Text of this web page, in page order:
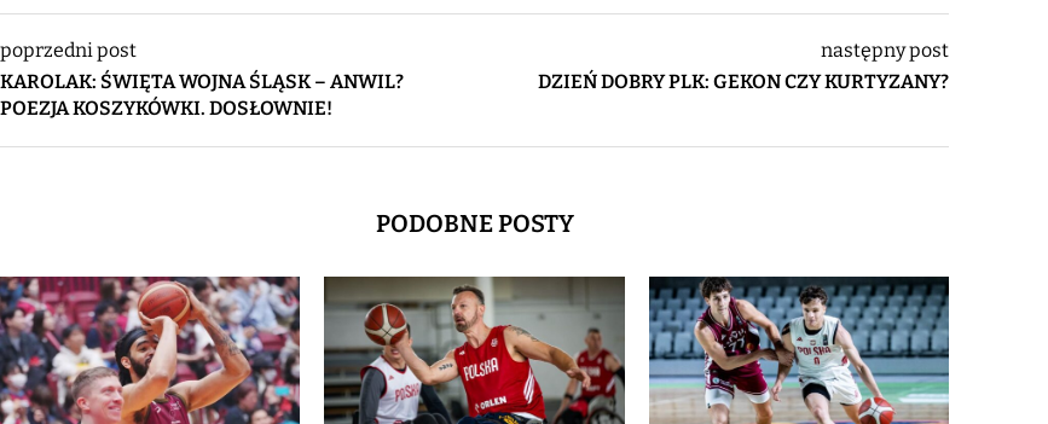
poprzedni post
KAROLAK: ŚWIĘTA WOJNA ŚLĄSK – ANWIL?
POEZJA KOSZYKÓWKI. DOSŁOWNIE!
następny post
DZIEŃ DOBRY PLK: GEKON CZY KURTYZANY?
PODOBNE POSTY